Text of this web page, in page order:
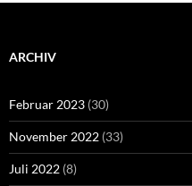
ARCHIV
Februar 2023 (30)
November 2022 (33)
Juli 2022 (8)